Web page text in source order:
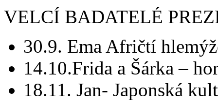
VELCÍ BADATELÉ
30.9. Ema Afričtí
14.10.Frida a Šárka –
18.11. Jan- Japonská